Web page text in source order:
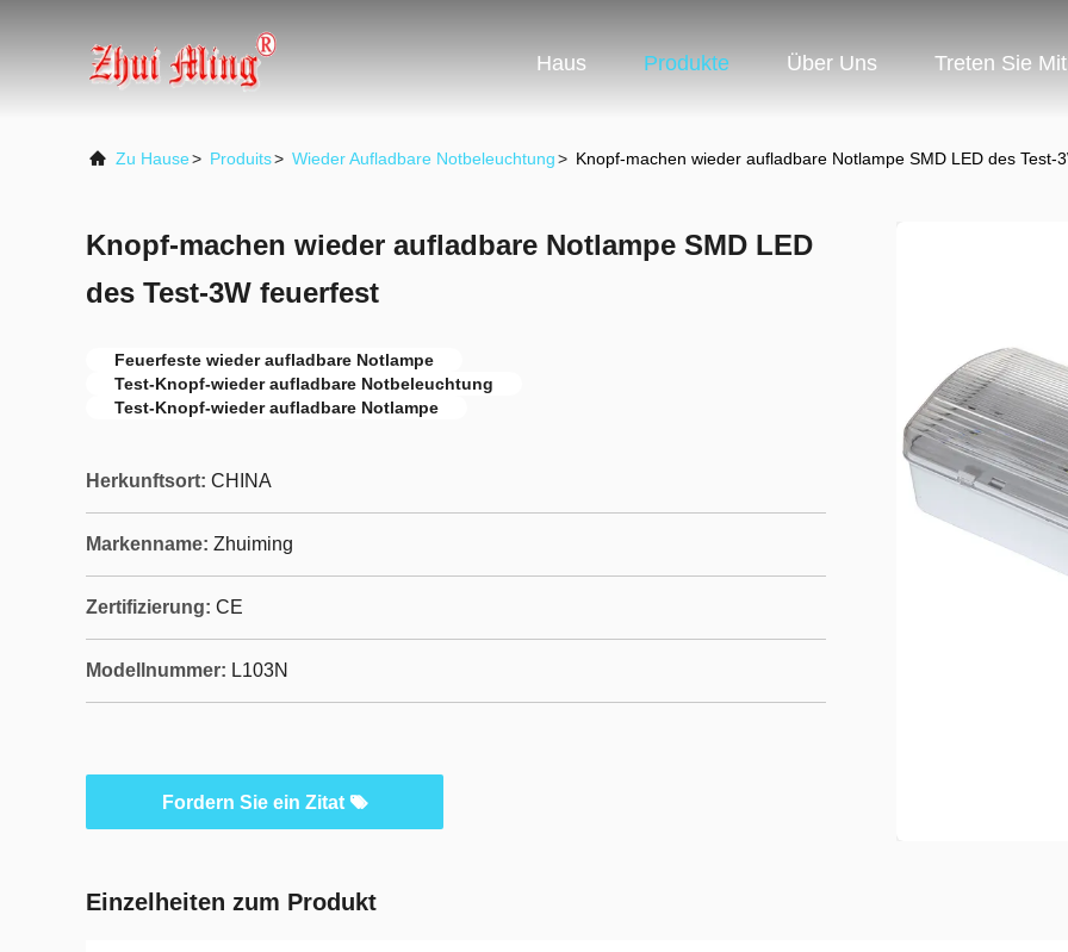
Haus Produkte Über Uns Treten Sie
Zu Hause> Produits> Wieder Aufladbare Notbeleuchtung> Knopf-machen wieder aufladbare Notlampe SMD LED des Test-
Knopf-machen wieder aufladbare Notlampe SMD LED
des Test-3W feuerfest
Feuerfeste wieder aufladbare Notlampe
Test-Knopf-wieder aufladbare Notbeleuchtung
Test-Knopf-wieder aufladbare Notlampe
Herkunftsort: CHINA
Markenname: Zhuiming
Zertifizierung: CE
Modellnummer: L103N
Fordern Sie ein Zitat
Einzelheiten zum Produkt